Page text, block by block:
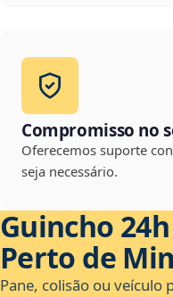
Compromisso no
Oferecemos suporte
seja necessário.
Guincho 24h
Perto de
Pane, colisão ou veículo